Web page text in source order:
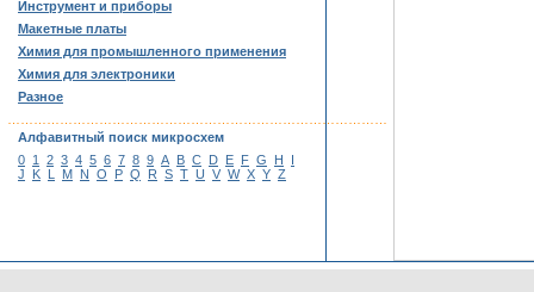
Инструмент и приборы
Макетные платы
Химия для промышленного применения
Химия для электроники
Разное
Алфавитный поиск микросхем
0 1 2 3 4 5 6 7 8 9 A B C D E F G H
I
J
K L M N O P Q R S T U V W X Y Z